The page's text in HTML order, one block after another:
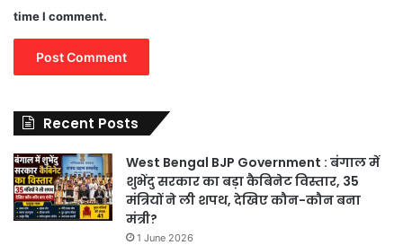
time I comment.
Recent Posts
West Bengal BJP Government : बंगाल में
शुभेंदु सरकार का बड़ा कैबिनेट विस्तार, 35
मंत्रियों ने ली शपथ, देखिए कौन-कौन बना
मंत्री?
1 June 2026